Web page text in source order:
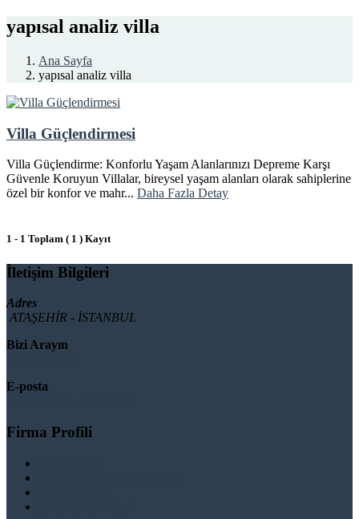
yapısal analiz villa
Ana Sayfa
yapısal analiz villa
Villa Güçlendirmesi
Villa Güçlendirme: Konforlu Yaşam Alanlarınızı Depreme Karşı
Güvenle Koruyun Villalar, bireysel yaşam alanları olarak sahiplerine
özel bir konfor ve mahr... Daha Fazla Detay
1 - 1 Toplam ( 1 ) Kayıt
İletişim Bilgileri
Adres
ATAŞEHİR - İSTANBUL
Bizi Arayın
E-posta
Firma Profili